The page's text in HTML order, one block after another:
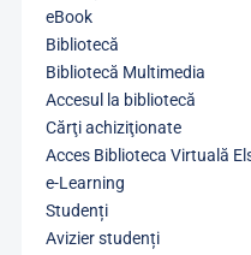
eBook
Bibliotecă
Bibliotecă Multimedia
Accesul la bibliotecă
Cărţi achiziţionate
Acces Biblioteca Virtuală
e-Learning
Studenți
Avizier studenți